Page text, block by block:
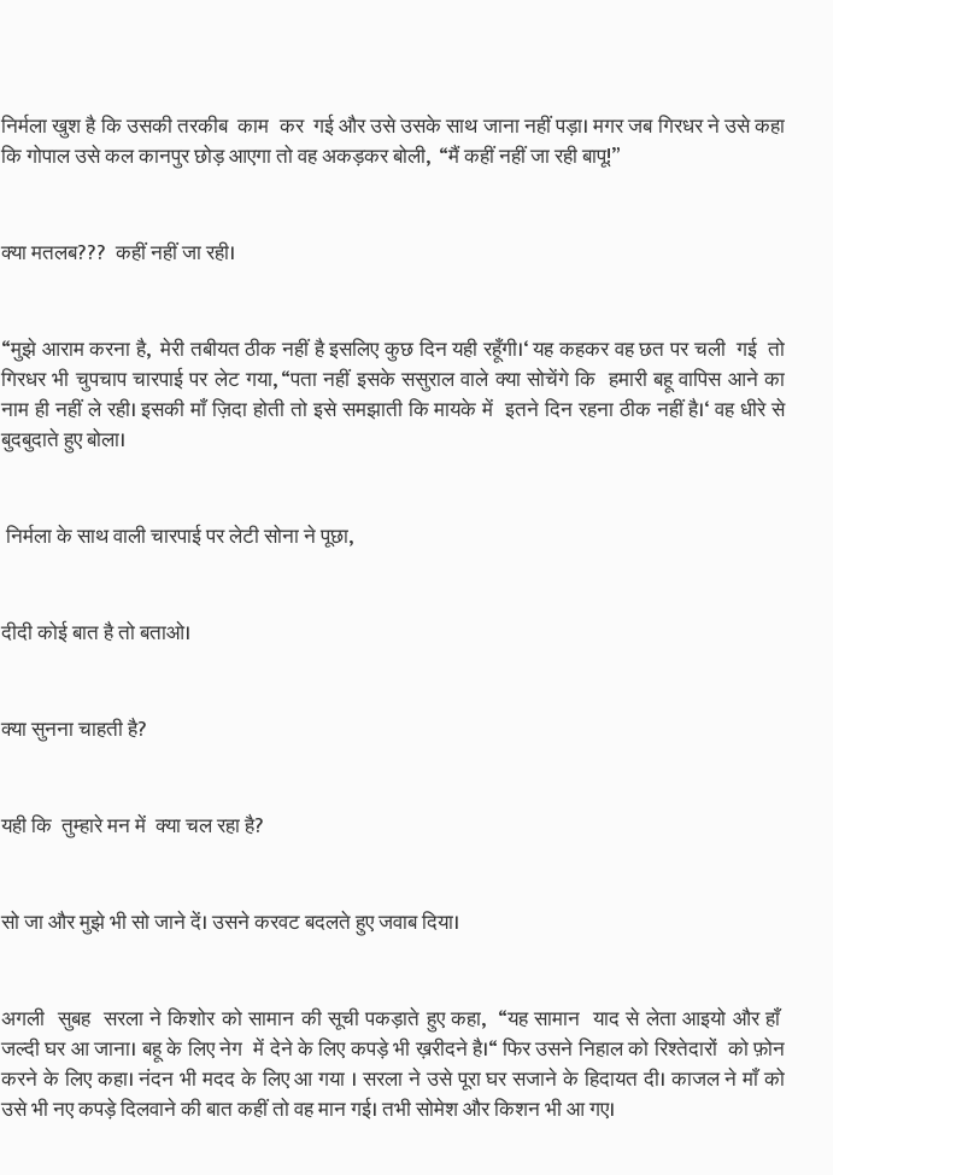
निर्मला खुश है कि उसकी तरकीब काम कर गई और उसे उसके साथ जाना नहीं पड़ा। मगर जब गिरधर ने उसे कहा
कि गोपाल उसे कल कानपुर छोड़ आएगा तो वह अकड़कर बोली, “मैं कहीं नहीं जा रही बापू!”
क्या मतलब??? कहीं नहीं जा रही।
“मुझे आराम करना है, मेरी तबीयत ठीक नहीं है इसलिए कुछ दिन यही रहूँगी।‘ यह कहकर वह छत पर चली गई तो
गिरधर भी चुपचाप चारपाई पर लेट गया, “पता नहीं इसके ससुराल वाले क्या सोचेंगे कि हमारी बहू वापिस आने का
नाम ही नहीं ले रही। इसकी माँ ज़िदा होती तो इसे समझाती कि मायके में इतने दिन रहना ठीक नहीं है।‘ वह धीरे से
बुदबुदाते हुए बोला।
निर्मला के साथ वाली चारपाई पर लेटी सोना ने पूछा,
दीदी कोई बात है तो बताओ।
क्या सुनना चाहती है?
यही कि तुम्हारे मन में क्या चल रहा है?
सो जा और मुझे भी सो जाने दें। उसने करवट बदलते हुए जवाब दिया।
अगली सुबह सरला ने किशोर को सामान की सूची पकड़ाते हुए कहा, “यह सामान याद से लेता आइयो और हाँ
जल्दी घर आ जाना। बहू के लिए नेग में देने के लिए कपड़े भी ख़रीदने है।“ फिर उसने निहाल को रिश्तेदारों को फ़ोन
करने के लिए कहा। नंदन भी मदद के लिए आ गया । सरला ने उसे पूरा घर सजाने के हिदायत दी। काजल ने माँ को
उसे भी नए कपड़े दिलवाने की बात कहीं तो वह मान गई। तभी सोमेश और किशन भी आ गए।